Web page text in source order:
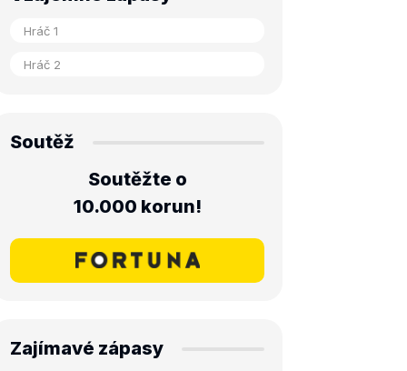
Soutěž
Soutěžte o
10.000 korun!
Zajímavé zápasy